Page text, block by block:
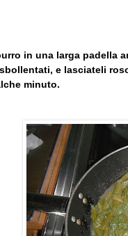
in una larga padella
e lasciateli
minuto.